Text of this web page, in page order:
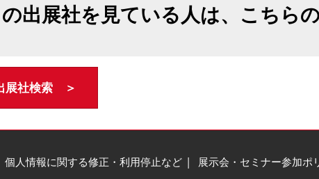
出展社を見ている人は、こちら
展社検索 ＞
個人情報に関する修正・利用停止など 展示会・セミナー参加ポ